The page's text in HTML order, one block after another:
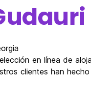
en línea de
clientes han